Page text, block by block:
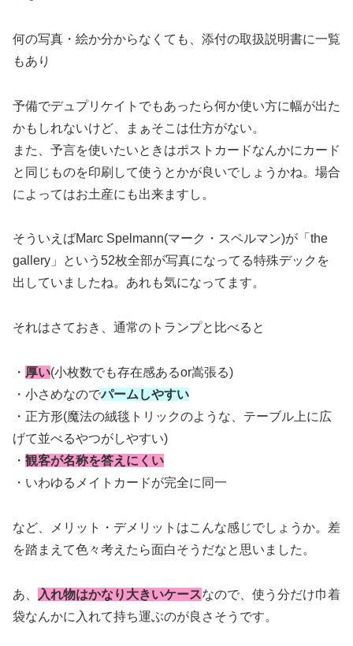
何の写真・絵か分からなくても、添付の取扱説明書に一覧
もあり
予備でデュプリケイトでもあったら何か使い方に幅が出た
かもしれないけど、まぁそこは仕方がない。
また、予言を使いたいときはポストカードなんかにカード
と同じものを印刷して使うとかが良いでしょうかね。場合
によってはお土産にも出来ますし。
そういえばMarc Spelmann(マーク・スペルマン)が「the
gallery」という52枚全部が写真になってる特殊デックを
出していましたね。あれも気になってます。
それはさておき、通常のトランプと比べると
・ 厚い(小枚数でも存在感あるor嵩張る)
・小さめなのでパームしやすい
・正方形(魔法の絨毯トリックのような、テーブル上に広
げて並べるやつがしやすい)
・ 観客が名称を答えにくい
・いわゆるメイトカードが完全に同一
など、メリット・デメリットはこんな感じでしょうか。差
を踏まえて色々考えたら面白そうだなと思いました。
あ、 入れ物はかなり大きいケースなので、使う分だけ巾着
袋なんかに入れて持ち運ぶのが良さそうです。